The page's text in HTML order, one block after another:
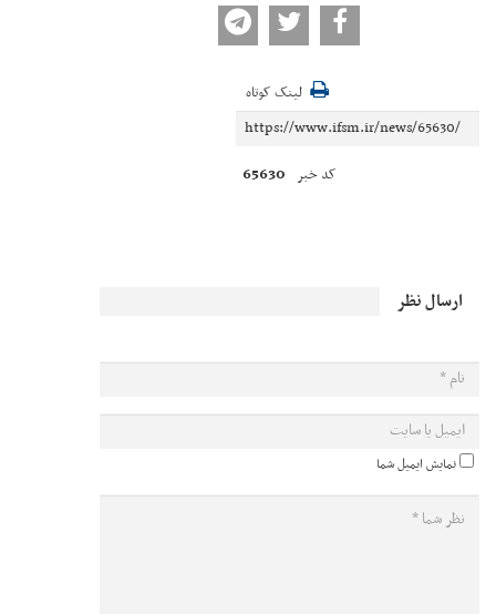
لینک کوتاه
کد خبر 65630
ارسال نظر
نمایش ایمیل شما